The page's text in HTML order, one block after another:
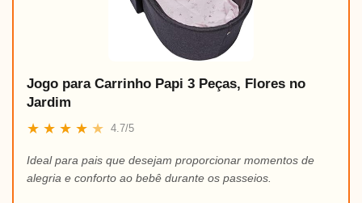
Jogo para Carrinho Papi 3 Peças, Flores no
Jardim
★ ★ ★ ★ ★ 4.7/5
Ideal para pais que desejam proporcionar momentos de
alegria e conforto ao bebê durante os passeios.